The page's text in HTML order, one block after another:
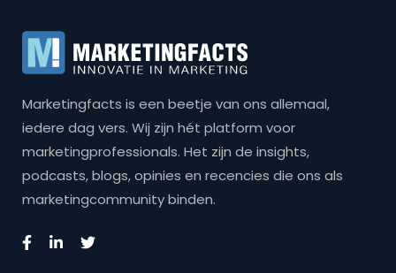
Marketingfacts is een beetje van ons allemaal,
iedere dag vers. Wij zijn hét platform voor
marketingprofessionals. Het zijn de insights,
podcasts, blogs, opinies en recencies die ons als
marketingcommunity binden.